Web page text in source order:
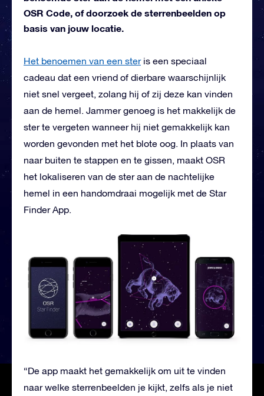
OSR Code, of doorzoek de sterrenbeelden op
basis van jouw locatie.
Het benoemen van een steris een speciaal
cadeau dat een vriend of dierbare waarschijnlijk
niet snel vergeet, zolang hij of zij deze kan vinden
aan de hemel. Jammer genoeg is het makkelijk de
ster te vergeten wanneer hij niet gemakkelijk kan
worden gevonden met het blote oog. In plaats van
naar buiten te stappen en te gissen, maakt OSR
het lokaliseren van de ster aan de nachtelijke
hemel in een handomdraai mogelijk met de Star
Finder App.
“De app maakt het gemakkelijk om uit te vinden
naar welke sterrenbeelden je kijkt, zelfs als je niet